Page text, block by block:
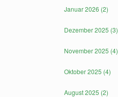
Januar 2026 (2)
Dezember 2025 (3)
November 2025 (4)
Oktober 2025 (4)
August 2025 (2)